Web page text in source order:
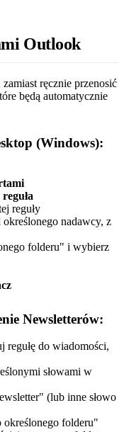
Outlook
ręcznie przenosić
będą automatycznie
(Windows):
reguły
nadawcy, z
folderu" i wybierz
Newsletterów:
regułę do wiadomości,
słowami w
(lub inne słowo
określonego folderu"